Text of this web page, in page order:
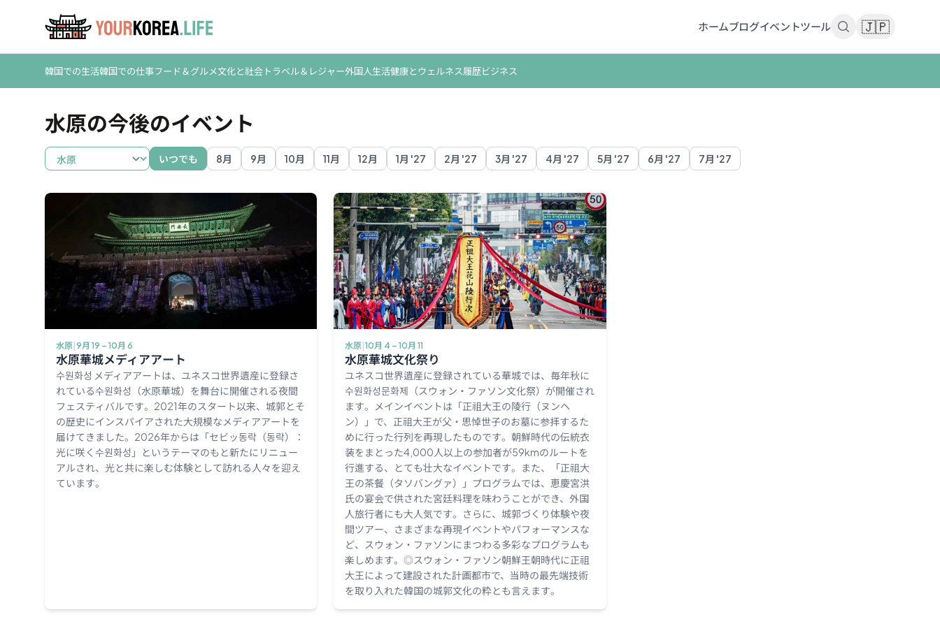
ホームブログイベントツール 🇯🇵
韓国での生活韓国での仕事フード＆グルメ文化と社会 トラベル＆レジャー外国人生活健康とウェルネス履歴ビジネス
水原の今後のイベント
BusanDaeguGwangjuGyeongjuIncheonJejuSeoulSuwonUlsan
いつでも 8月 9月 10月 11月 12月 1月 '27 2月 '27 3月 '27 4月 '27 5月 '27 6月 '27 7月 '27
水原|9月 19 – 10月 6
水原華城メディアアート
수원화성 メディアアートは、ユネスコ世界遺産に登録さ
れている수원화성（水原華城）を舞台に開催される夜間
フェスティバルです。2021年のスタート以来、城郭とそ
の歴史にインスパイアされた大規模なメディアアートを
届けてきました。2026年からは「セビッ동락（동락）：
光に咲く수원화성」というテーマのもと新たにリニュー
アルされ、光と共に楽しむ体験として訪れる人々を迎え
ています。
水原|10月 4 – 10月 11
水原華城文化祭り
ユネスコ世界遺産に登録されている華城では、毎年秋に
수원화성문화제（スウォン・ファソン文化祭）が開催され
ます。メインイベントは「正祖大王の陵行（ヌンヘ
ン）」で、正祖大王が父・思悼世子のお墓に参拝するた
めに行った行列を再現したものです。朝鮮時代の伝統衣
装をまとった4,000人以上の参加者が59kmのルートを
行進する、とても壮大なイベントです。また、「正祖大
王の茶餐（タソバングァ）」プログラムでは、恵慶宮洪
氏の宴会で供された宮廷料理を味わうことができ、外国
人旅行者にも大人気です。さらに、城郭づくり体験や夜
間ツアー、さまざまな再現イベントやパフォーマンスな
ど、スウォン・ファソンにまつわる多彩なプログラムも
楽しめます。◎スウォン・ファソン朝鮮王朝時代に正祖
大王によって建設された計画都市で、当時の最先端技術
を取り入れた韓国の城郭文化の粋とも言えます。